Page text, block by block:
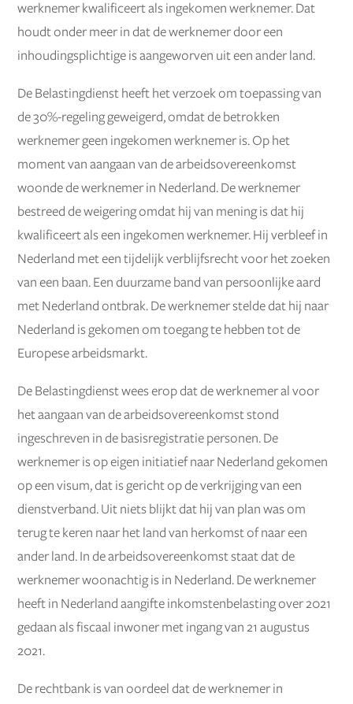
werknemer kwalificeert als ingekomen werknemer. Dat
houdt onder meer in dat de werknemer door een
inhoudingsplichtige is aangeworven uit een ander land.
De Belastingdienst heeft het verzoek om toepassing van
de 30%-regeling geweigerd, omdat de betrokken
werknemer geen ingekomen werknemer is. Op het
moment van aangaan van de arbeidsovereenkomst
woonde de werknemer in Nederland. De werknemer
bestreed de weigering omdat hij van mening is dat hij
kwalificeert als een ingekomen werknemer. Hij verbleef in
Nederland met een tijdelijk verblijfsrecht voor het zoeken
van een baan. Een duurzame band van persoonlijke aard
met Nederland ontbrak. De werknemer stelde dat hij naar
Nederland is gekomen om toegang te hebben tot de
Europese arbeidsmarkt.
De Belastingdienst wees erop dat de werknemer al voor
het aangaan van de arbeidsovereenkomst stond
ingeschreven in de basisregistratie personen. De
werknemer is op eigen initiatief naar Nederland gekomen
op een visum, dat is gericht op de verkrijging van een
dienstverband. Uit niets blijkt dat hij van plan was om
terug te keren naar het land van herkomst of naar een
ander land. In de arbeidsovereenkomst staat dat de
werknemer woonachtig is in Nederland. De werknemer
heeft in Nederland aangifte inkomstenbelasting over 2021
gedaan als fiscaal inwoner met ingang van 21 augustus
2021.
De rechtbank is van oordeel dat de werknemer in